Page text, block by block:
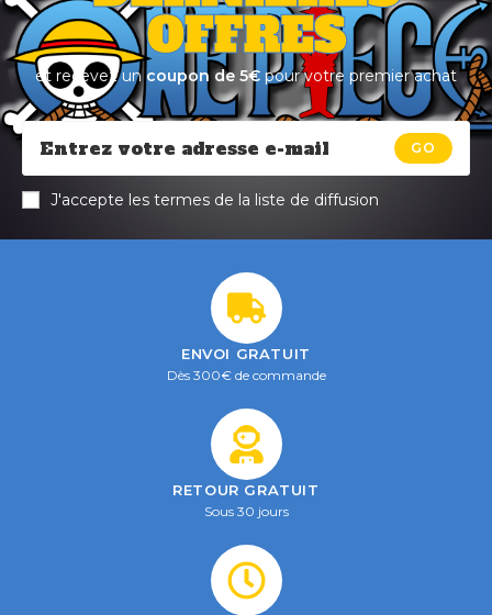
OFFRES
et recevez un coupon de 5€ pour votre premier achat
GO
J'accepte les termes de la liste de diffusion
ENVOI GRATUIT
Dès 300€ de commande
RETOUR GRATUIT
Sous 30 jours